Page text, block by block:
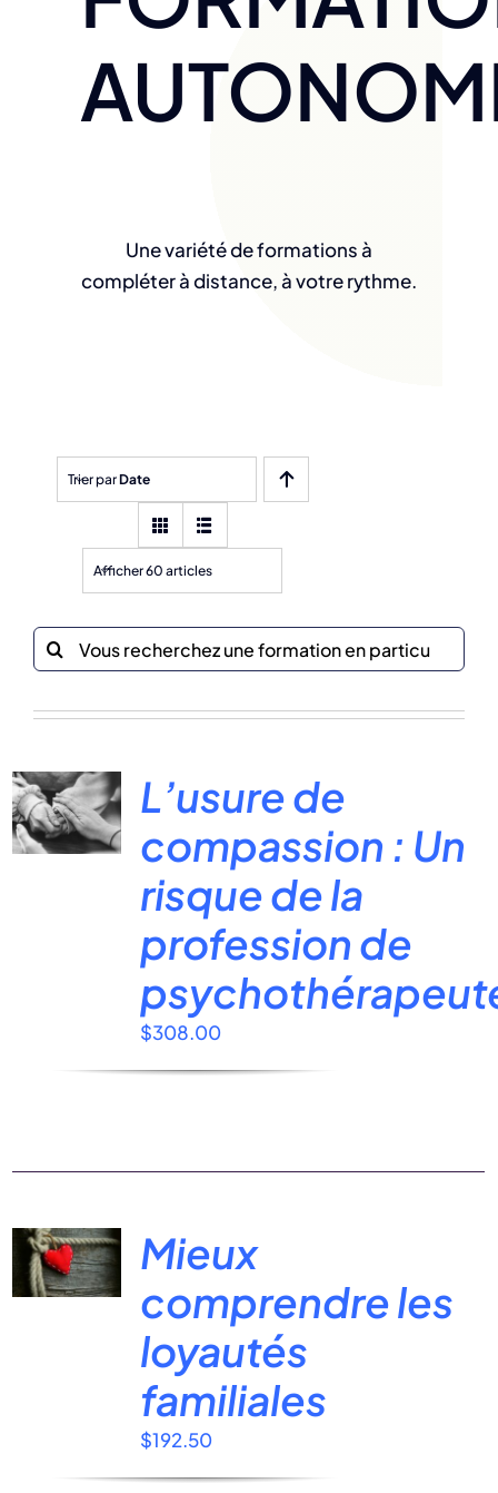
Une variété de formations à
compléter à distance, à votre rythme.
Trier parDate
Afficher 60 articles
Recherche
sur
:
L’usure de
compassion : Un
risque de la
profession de
$308.00
Mieux
comprendre les
loyautés
familiales
$192.50